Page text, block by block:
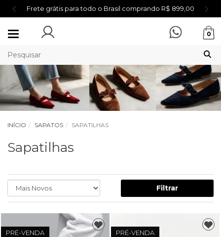
Frete grátis para todo o Brasil comprando R$ 899,00
Mudar
0
INÍCIO SAPATOS SAPATILHAS
Sapatilhas
Filtrar
PRÉ-VENDA PRÉ-VENDA